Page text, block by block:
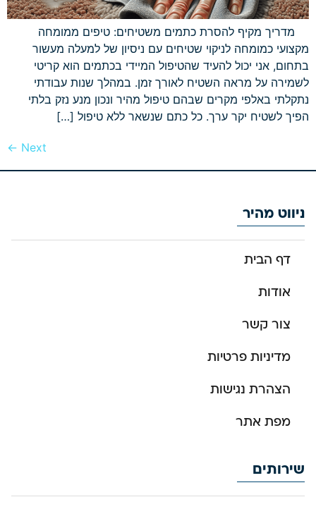
מדריך מקיף להסרת כתמים משטיחים: טיפים ממומחה
מקצועי כמומחה לניקוי שטיחים עם ניסיון של למעלה מעשור
בתחום, אני יכול להעיד שהטיפול המיידי בכתמים הוא קריטי
לשמירה על מראה השטיח לאורך זמן. במהלך שנות עבודתי
נתקלתי באלפי מקרים שבהם טיפול מהיר ונכון מנע נזק בלתי
הפיך לשטיח יקר ערך. כל כתם שנשאר ללא טיפול […]
Next
←
ניווט מהיר
דף הבית
אודות
צור קשר
מדיניות פרטיות
הצהרת נגישות
מפת אתר
שירותים